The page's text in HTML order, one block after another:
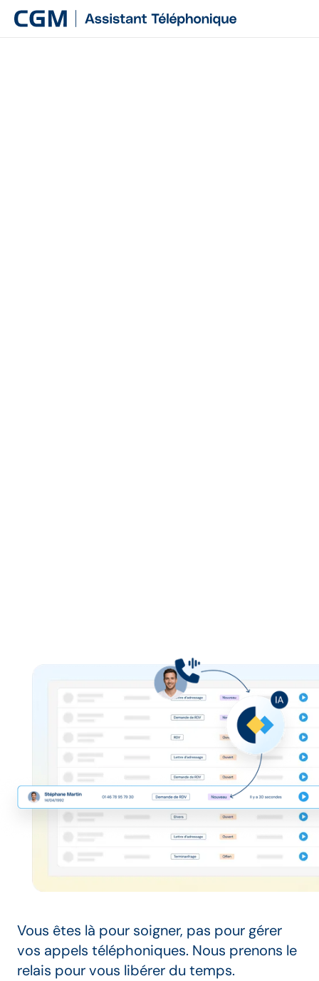
Vous êtes là pour soigner, pas pour gérer
vos appels téléphoniques. Nous prenons le
relais pour vous libérer du temps.